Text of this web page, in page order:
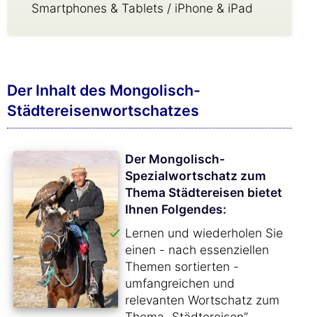
Smartphones & Tablets / iPhone & iPad
Der Inhalt des Mongolisch-
Städtereisenwortschatzes
Der Mongolisch-
Spezialwortschatz zum
Thema Städtereisen bietet
Ihnen Folgendes:
Lernen und wiederholen Sie
einen - nach essenziellen
Themen sortierten -
umfangreichen und
relevanten Wortschatz zum